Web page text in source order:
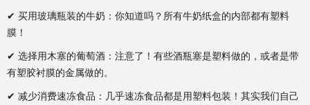
✔ 买用玻璃瓶装的牛奶：你知道吗？所有牛奶纸盒的内部都有塑料
膜！
✔ 选择用木塞的葡萄酒：注意了！有些酒瓶塞是塑料做的，或者是带
有塑胶衬膜的金属做的。
✔ 减少消费速冻食品：几乎速冻食品都是用塑料包装！其实我们自己